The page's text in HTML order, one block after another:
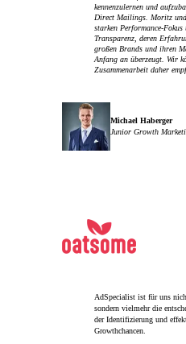
kennenzulernen und
Direct Mailings. Moritz und
starken Performance-
Transparenz, deren
großen Brands und ihren
Anfang an überzeugt. Wir
Zusammenarbeit daher
Michael Haberger
Junior Growth
AdSpecialist ist für uns
sondern vielmehr die
der Identifizierung und
Growthchancen.